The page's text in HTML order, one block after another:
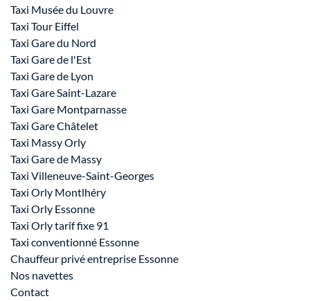
Taxi Musée du Louvre
Taxi Tour Eiffel
Taxi Gare du Nord
Taxi Gare de l'Est
Taxi Gare de Lyon
Taxi Gare Saint-Lazare
Taxi Gare Montparnasse
Taxi Gare Châtelet
Taxi Massy Orly
Taxi Gare de Massy
Taxi Villeneuve-Saint-Georges
Taxi Orly Montlhéry
Taxi Orly Essonne
Taxi Orly tarif fixe 91
Taxi conventionné Essonne
Chauffeur privé entreprise Essonne
Nos navettes
Contact